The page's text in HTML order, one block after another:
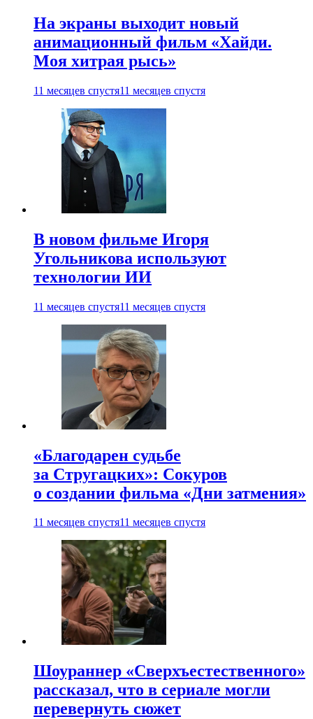
На экраны выходит новый
анимационный фильм «Хайди.
Моя хитрая рысь»
11 месяцев спустя11 месяцев спустя
В новом фильме Игоря
Угольникова используют
технологии ИИ
11 месяцев спустя11 месяцев спустя
«Благодарен судьбе
за Стругацких»: Сокуров
о создании фильма «Дни затмения»
11 месяцев спустя11 месяцев спустя
Шоураннер «Сверхъестественного»
рассказал, что в сериале могли
перевернуть сюжет